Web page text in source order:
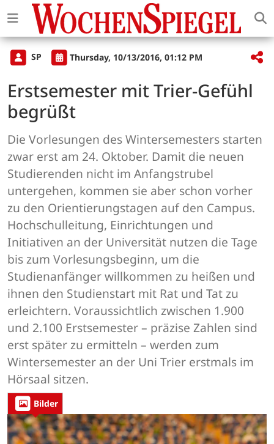
SP Thursday, 10/13/2016, 01:12 PM
Erstsemester mit Trier-Gefühl
begrüßt
Die Vorlesungen des Wintersemesters starten
zwar erst am 24. Oktober. Damit die neuen
Studierenden nicht im Anfangstrubel
untergehen, kommen sie aber schon vorher
zu den Orientierungstagen auf den Campus.
Hochschulleitung, Einrichtungen und
Initiativen an der Universität nutzen die Tage
bis zum Vorlesungsbeginn, um die
Studienanfänger willkommen zu heißen und
ihnen den Studienstart mit Rat und Tat zu
erleichtern. Voraussichtlich zwischen 1.900
und 2.100 Erstsemester – präzise Zahlen sind
erst später zu ermitteln – werden zum
Wintersemester an der Uni Trier erstmals im
Hörsaal sitzen.
Bilder